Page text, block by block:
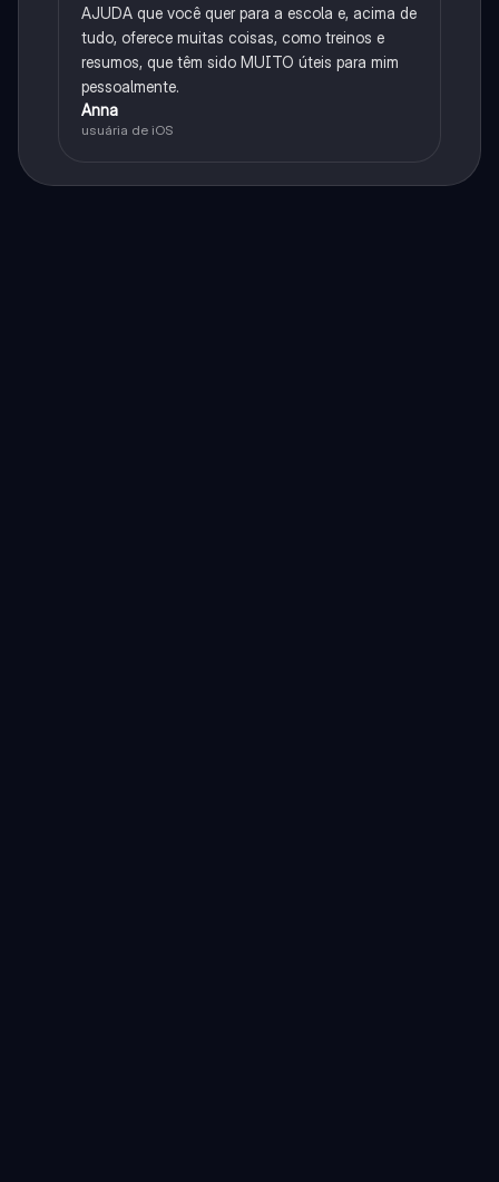
AJUDA que você quer para a escola e, acima de
tudo, oferece muitas coisas, como treinos e
resumos, que têm sido MUITO úteis para mim
pessoalmente.
Anna
usuária de iOS